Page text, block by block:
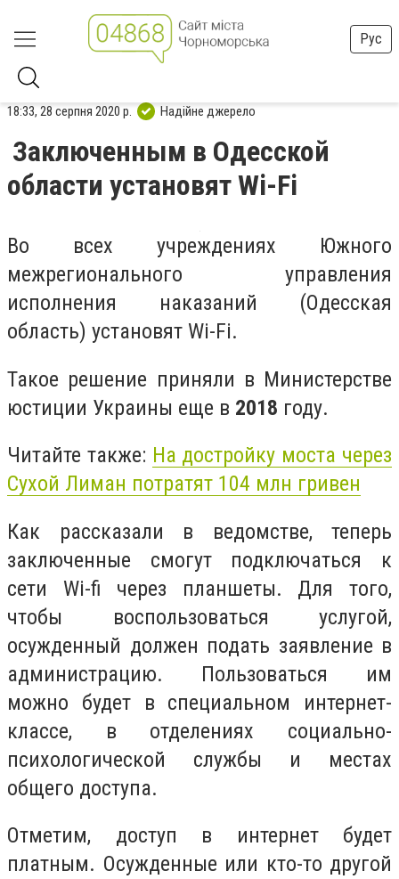
Рус
18:33, 28 серпня 2020 р. Надійне джерело
Заключенным в Одесской
области установят Wi-Fi
Во всех учреждениях Южного
межрегионального управления
исполнения наказаний (Одесская
область) установят Wi-Fi.
Такое решение приняли в Министерстве
юстиции Украины еще в 2018 году.
Читайте также: На достройку моста через
Сухой Лиман потратят 104 млн гривен
Как рассказали в ведомстве, теперь
заключенные смогут подключаться к
сети Wi-fi через планшеты. Для того,
чтобы воспользоваться услугой,
осужденный должен подать заявление в
администрацию. Пользоваться им
можно будет в специальном интернет-
классе, в отделениях социально-
психологической службы и местах
общего доступа.
Отметим, доступ в интернет будет
платным. Осужденные или кто-то другой